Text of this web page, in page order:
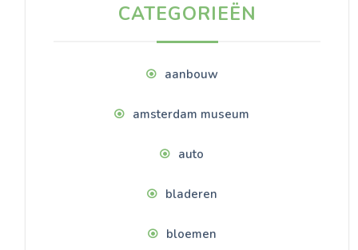
CATEGORIEËN
aanbouw
amsterdam museum
auto
bladeren
bloemen